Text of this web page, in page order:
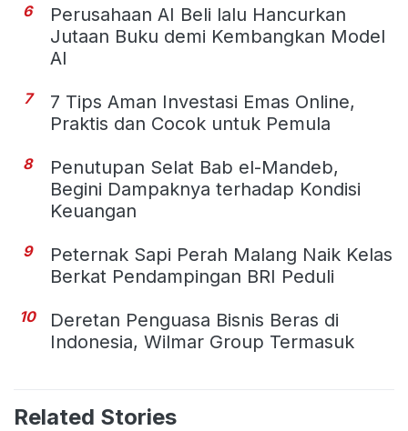
6
Perusahaan AI Beli lalu Hancurkan
Jutaan Buku demi Kembangkan Model
AI
7
7 Tips Aman Investasi Emas Online,
Praktis dan Cocok untuk Pemula
8
Penutupan Selat Bab el-Mandeb,
Begini Dampaknya terhadap Kondisi
Keuangan
9
Peternak Sapi Perah Malang Naik Kelas
Berkat Pendampingan BRI Peduli
10
Deretan Penguasa Bisnis Beras di
Indonesia, Wilmar Group Termasuk
Related Stories